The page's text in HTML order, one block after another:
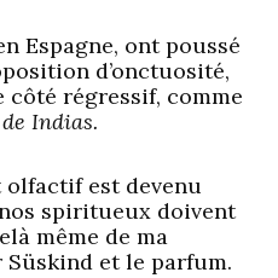
Espagne, ont poussé
d’onctuosité,
régressif, comme
Indias.
olfactif est devenu
spiritueux doivent
même de ma
et le parfum.